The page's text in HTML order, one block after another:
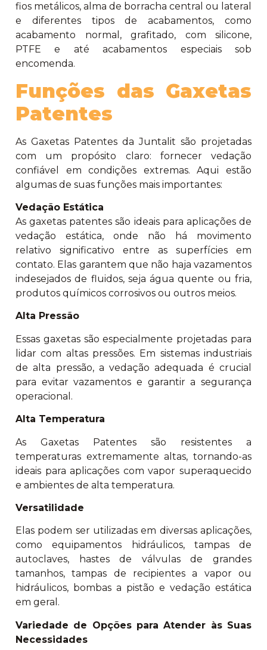
fios metálicos, alma de borracha central ou lateral
e diferentes tipos de acabamentos, como
acabamento normal, grafitado, com silicone,
PTFE e até acabamentos especiais sob
encomenda.
Funções das Gaxetas
Patentes
As Gaxetas Patentes da Juntalit são projetadas
com um propósito claro: fornecer vedação
confiável em condições extremas. Aqui estão
algumas de suas funções mais importantes:
Vedação Estática
As gaxetas patentes são ideais para aplicações de
vedação estática, onde não há movimento
relativo significativo entre as superfícies em
contato. Elas garantem que não haja vazamentos
indesejados de fluidos, seja água quente ou fria,
produtos químicos corrosivos ou outros meios.
Alta Pressão
Essas gaxetas são especialmente projetadas para
lidar com altas pressões. Em sistemas industriais
de alta pressão, a vedação adequada é crucial
para evitar vazamentos e garantir a segurança
operacional.
Alta Temperatura
As Gaxetas Patentes são resistentes a
temperaturas extremamente altas, tornando-as
ideais para aplicações com vapor superaquecido
e ambientes de alta temperatura.
Versatilidade
Elas podem ser utilizadas em diversas aplicações,
como equipamentos hidráulicos, tampas de
autoclaves, hastes de válvulas de grandes
tamanhos, tampas de recipientes a vapor ou
hidráulicos, bombas a pistão e vedação estática
em geral.
Variedade de Opções para Atender às Suas
Necessidades